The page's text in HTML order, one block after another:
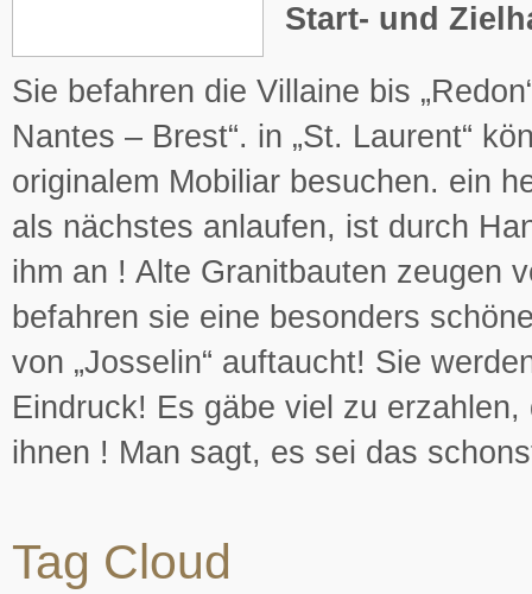
Start- und
Sie befahren die Villaine bis
Nantes – Brest“. in „St. Laurent“
originalem Mobiliar besuchen. ein
als nächstes anlaufen, ist durch
ihm an ! Alte Granitbauten zeugen
befahren sie eine besonders
von „Josselin“ auftaucht! Sie
Eindruck! Es gäbe viel zu
ihnen ! Man sagt, es sei das
Tag Cloud